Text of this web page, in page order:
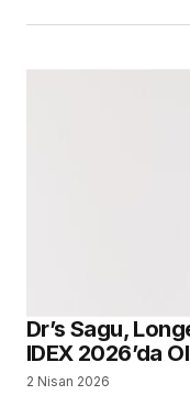
Dr’s Sagu,
IDEX 2026’da
2 Nisan 2026